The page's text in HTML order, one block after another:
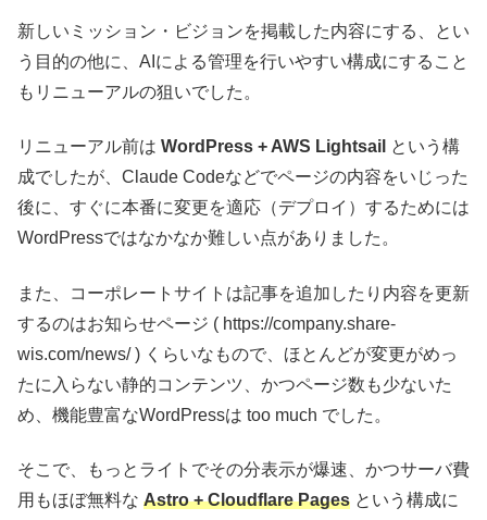
新しいミッション・ビジョンを掲載した内容にする、とい
う目的の他に、AIによる管理を行いやすい構成にすること
もリニューアルの狙いでした。
リニューアル前は WordPress + AWS Lightsail という構
成でしたが、Claude Codeなどでページの内容をいじった
後に、すぐに本番に変更を適応（デプロイ）するためには
WordPressではなかなか難しい点がありました。
また、コーポレートサイトは記事を追加したり内容を更新
するのはお知らせページ ( https://company.share-
wis.com/news/ ) くらいなもので、ほとんどが変更がめっ
たに入らない静的コンテンツ、かつページ数も少ないた
め、機能豊富なWordPressは too much でした。
そこで、もっとライトでその分表示が爆速、かつサーバ費
用もほぼ無料な Astro + Cloudflare Pages という構成に